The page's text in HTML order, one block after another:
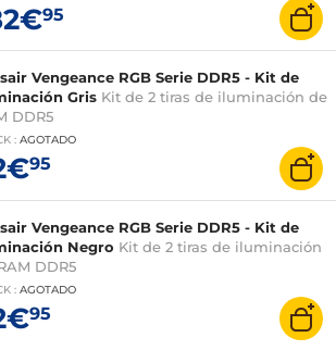
95
Vengeance RGB Serie DDR5 - Kit de
Gris Kit de 2 tiras de iluminación de
DDR5
: AGOTADO
95
Vengeance RGB Serie DDR5 - Kit de
Negro Kit de 2 tiras de iluminación
DDR5
: AGOTADO
95